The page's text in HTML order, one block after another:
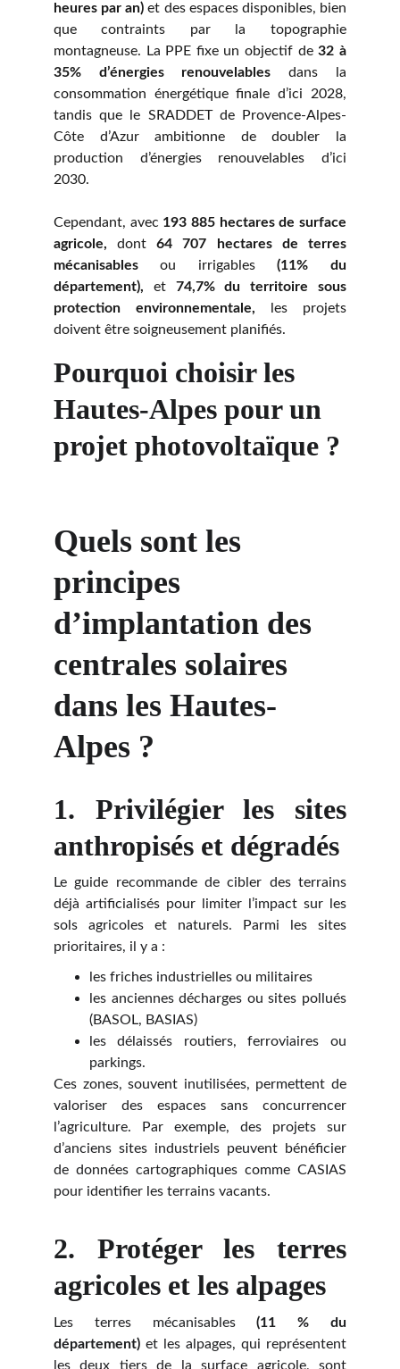
Pourquoi choisir les
Hautes-Alpes pour un
projet photovoltaïque ?
heures par an) et des espaces disponibles, bien
que contraints par la topographie
montagneuse. La PPE fixe un objectif de32 à
35% d’énergies renouvelables dans la
consommation énergétique finale d’ici 2028,
tandis que le SRADDET de Provence-Alpes-
Côte d’Azur ambitionne de doubler la
production d’énergies renouvelables d’ici
2030.
Cependant, avec 193 885 hectares de surface
agricole, dont64 707 hectares de terres
mécanisables ou irrigables(11% du
département), et 74,7% du territoire sous
protection environnementale, les projets
doivent être soigneusement planifiés.
Quels sont les
principes
d’implantation des
centrales solaires
dans les Hautes-
Alpes ?
1. Privilégier les sites
anthropisés et dégradés
Le guide recommande de cibler des terrains
déjà artificialisés pour limiter l’impact sur les
sols agricoles et naturels. Parmi les sites
prioritaires, il y a :
les friches industrielles ou militaires
les anciennes décharges ou sites pollués
(BASOL, BASIAS)
les délaissés routiers, ferroviaires ou
parkings.
Ces zones, souvent inutilisées, permettent de
valoriser des espaces sans concurrencer
l’agriculture. Par exemple, des projets sur
d’anciens sites industriels peuvent bénéficier
de données cartographiques comme CASIAS
pour identifier les terrains vacants.
2. Protéger les terres
agricoles et les alpages
Les terres mécanisables(11 % du
département) et les alpages, qui représentent
les deux tiers de la surface agricole, sont